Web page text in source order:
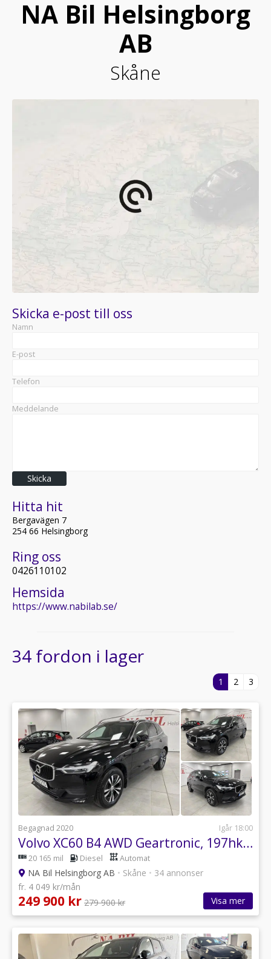
NA Bil Helsingborg
AB
Skåne
Skicka e-post till oss
Namn
E-post
Telefon
Meddelande
Skicka
Hitta hit
Bergavägen 7
254 66 Helsingborg
Ring oss
0426110102
Hemsida
https://www.nabilab.se/
34 fordon i lager
1 2 3
Begagnad 2020 Igår 18:00
Volvo XC60 B4 AWD Geartronic, 197hk Momentum momsbil
20 165 mil Diesel Automat
NA Bil Helsingborg AB • Skåne • 34 annonser
fr. 4 049 kr/mån
249 900 kr 279 900 kr Visa mer